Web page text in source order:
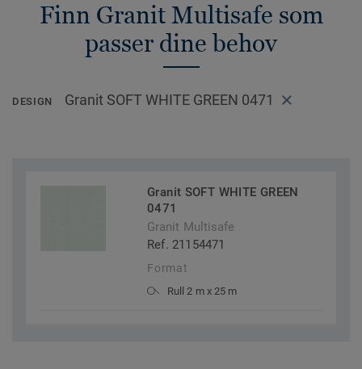
Finn Granit Multisafe som
passer dine behov
DESIGN Granit SOFT WHITE GREEN 0471
Granit SOFT WHITE GREEN
0471
Granit Multisafe
Ref. 21154471
Format
Rull 2 m x 25 m